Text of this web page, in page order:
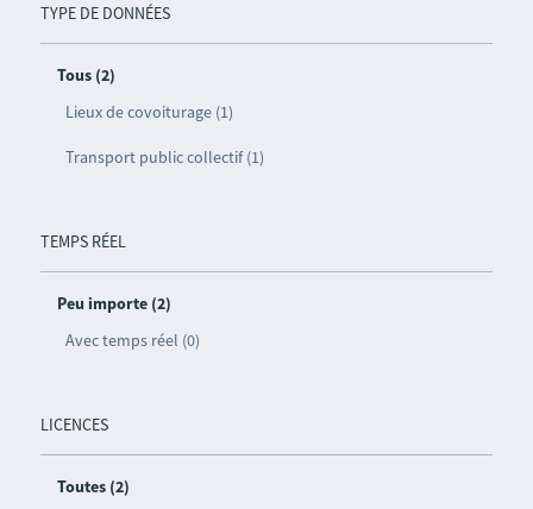
TYPE DE DONNÉES
Tous (2)
Lieux de covoiturage (1)
Transport public collectif (1)
TEMPS RÉEL
Peu importe (2)
Avec temps réel (0)
LICENCES
Toutes (2)